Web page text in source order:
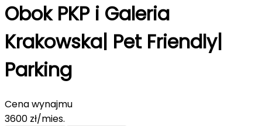
Obok PKP i Galeria
Krakowska| Pet Friendly|
Parking
Cena wynajmu
3600 zł/mies.